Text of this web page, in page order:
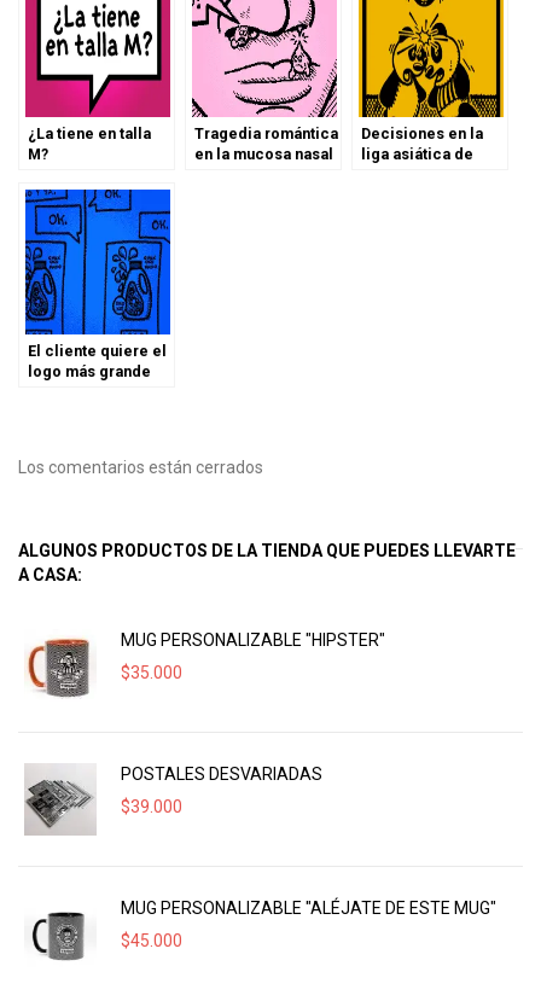
¿La tiene en talla
M?
Tragedia romántica
en la mucosa nasal
Decisiones en la
liga asiática de
El cliente quiere el
logo más grande
Los comentarios están cerrados
ALGUNOS PRODUCTOS DE LA TIENDA QUE PUEDES LLEVARTE
A CASA:
MUG PERSONALIZABLE "HIPSTER"
$35.000
POSTALES DESVARIADAS
$39.000
MUG PERSONALIZABLE "ALÉJATE DE ESTE MUG"
$45.000